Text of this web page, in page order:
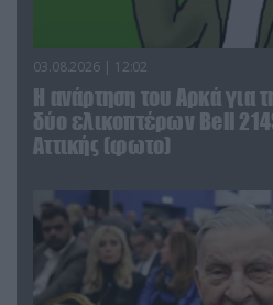
03.08.2026 | 12:02
Η ανάρτηση του Αρκά για
δύο ελικοπτέρων Bell
Αττικής (φωτο)